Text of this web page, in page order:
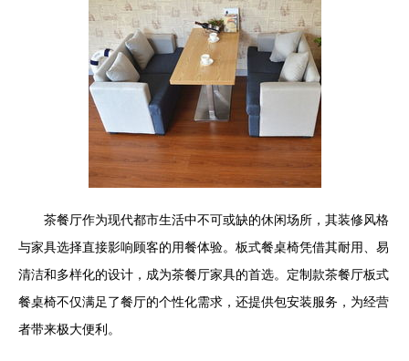
茶餐厅作为现代都市生活中不可或缺的休闲场所，其装修风格
与家具选择直接影响顾客的用餐体验。板式餐桌椅凭借其耐用、易
清洁和多样化的设计，成为茶餐厅家具的首选。定制款茶餐厅板式
餐桌椅不仅满足了餐厅的个性化需求，还提供包安装服务，为经营
者带来极大便利。